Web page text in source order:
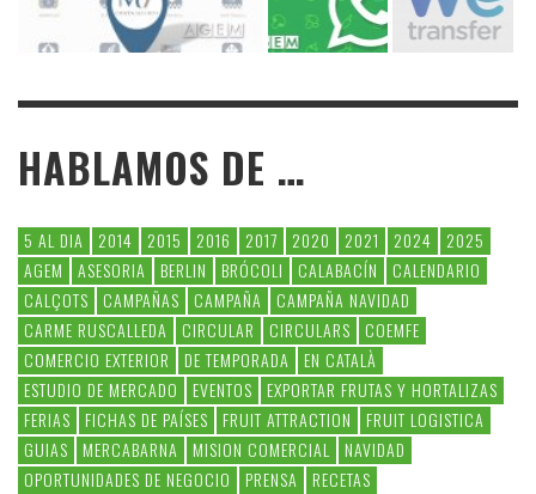
HABLAMOS DE …
5 AL DIA 2014 2015 2016 2017 2020 2021 2024
2025
AGEM
ASESORIA BERLIN BRÓCOLI CALABACÍN
CALENDARIO
CALÇOTS
CAMPAÑAS CAMPAÑA
CAMPAÑA NAVIDAD
CARME RUSCALLEDA
CIRCULAR CIRCULARS
COEMFE
COMERCIO EXTERIOR
DE TEMPORADA
EN CATALÀ
ESTUDIO DE MERCADO
EVENTOS
EXPORTAR FRUTAS Y HORTALIZAS
FERIAS
FICHAS DE PAÍSES FRUIT ATTRACTION
FRUIT LOGISTICA
GUIAS
MERCABARNA MISION COMERCIAL
NAVIDAD
OPORTUNIDADES DE NEGOCIO
PRENSA
RECETAS